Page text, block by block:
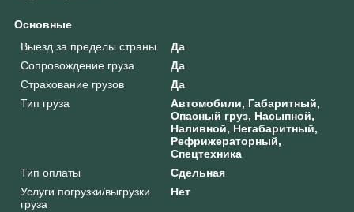
Основные
Выезд за пределы страны
Да
Сопровождение груза
Да
Страхование грузов
Да
Тип груза
Автомобили, Габаритный,
Опасный груз, Насыпной,
Наливной, Негабаритный,
Рефрижераторный,
Спецтехника
Тип оплаты
Сдельная
Услуги погрузки/выгрузки
груза
Нет